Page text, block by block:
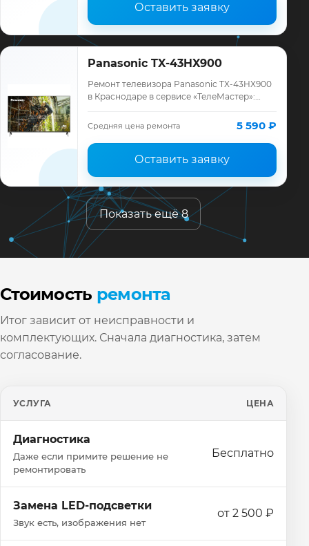
Оставить заявку
Panasonic TX-43HX900
Ремонт телевизора Panasonic TX-43HX900
в Краснодаре в сервисе «ТелеМастер»:
ремонта, запчасти и гарантия до 12 меся…
Средняя цена ремонта 5 590 ₽
Оставить заявку
Показать ещё 8
Стоимость ремонта
Итог зависит от неисправности и
комплектующих. Сначала диагностика, затем
согласование.
УСЛУГА ЦЕНА
Диагностика
Даже если примите решение не
ремонтировать
Бесплатно
Замена LED-подсветки
Звук есть, изображения нет
от 2 500 ₽